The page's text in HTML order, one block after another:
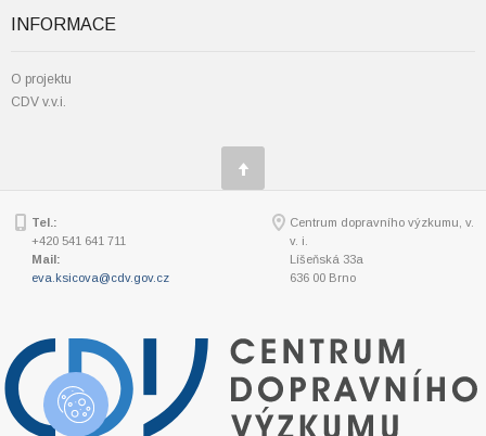
INFORMACE
O projektu
CDV v.v.i.
Tel.:
+420 541 641 711
Mail:
eva.ksicova@cdv.gov.cz
Centrum dopravního výzkumu, v.
v. i.
Líšeňská 33a
636 00 Brno